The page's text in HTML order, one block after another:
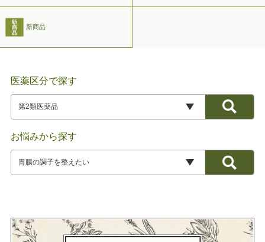
新商品
医薬区分で探す
お悩みから探す